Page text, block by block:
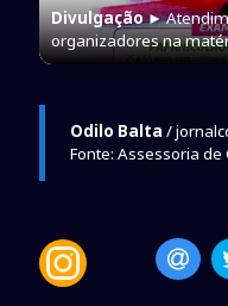
Divulgação►
organizadores na
Odilo Balta /
Fonte: Assessoria de